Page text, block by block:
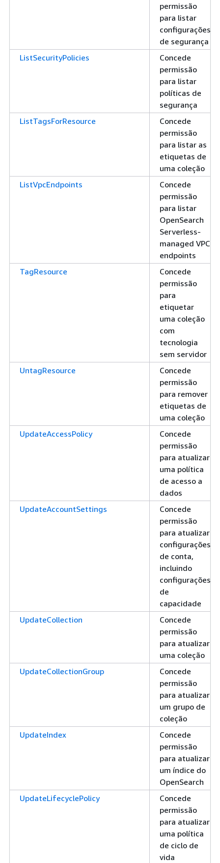
permissão
para listar
configurações
de segurança
ListSecurityPolicies
Concede
permissão
para listar
políticas de
segurança
ListTagsForResource
Concede
permissão
para listar as
etiquetas de
uma coleção
ListVpcEndpoints
Concede
permissão
para listar
OpenSearch
Serverless-
managed VPC
endpoints
TagResource
Concede
permissão
para
etiquetar
uma coleção
com
tecnologia
sem servidor
UntagResource
Concede
permissão
para remover
etiquetas de
uma coleção
UpdateAccessPolicy
Concede
permissão
para atualizar
uma política
de acesso a
dados
UpdateAccountSettings
Concede
permissão
para atualizar
configurações
de conta,
incluindo
configurações
de
capacidade
UpdateCollection
Concede
permissão
para atualizar
uma coleção
UpdateCollectionGroup
Concede
permissão
para atualizar
um grupo de
coleção
UpdateIndex
Concede
permissão
para atualizar
um índice do
OpenSearch
UpdateLifecyclePolicy
Concede
permissão
para atualizar
uma política
de ciclo de
vida